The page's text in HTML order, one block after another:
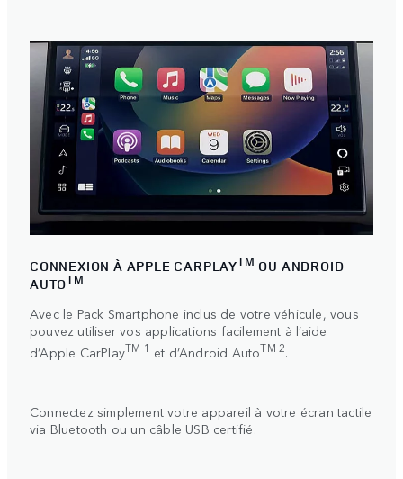
CONNEXION À APPLE CARPLAYTM OU ANDROID
AUTOTM
Avec le Pack Smartphone inclus de votre véhicule, vous
pouvez utiliser vos applications facilement à l’aide
d’Apple CarPlayTM 1 et d’Android AutoTM 2.
Connectez simplement votre appareil à votre écran tactile
via Bluetooth ou un câble USB certifié.